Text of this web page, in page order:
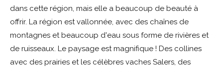
dans cette région, mais elle a beaucoup de beauté à
offrir. La région est vallonnée, avec des chaînes de
montagnes et beaucoup d'eau sous forme de rivières et
de ruisseaux. Le paysage est magnifique ! Des collines
avec des prairies et les célèbres vaches Salers, des